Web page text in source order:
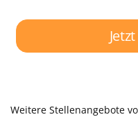
Weitere Stellenangebote